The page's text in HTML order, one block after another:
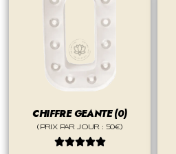
CHIFFRE GEANTE (0)
(PRIX PAR JOUR : 50€)
